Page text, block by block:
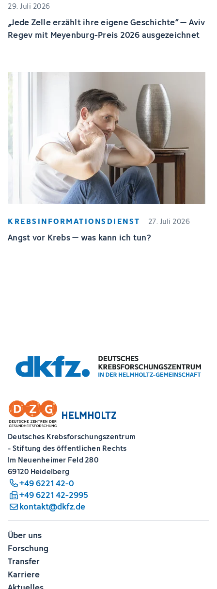
29. Juli 2026
„Jede Zelle erzählt ihre eigene Geschichte“ – Aviv
Regev mit Meyenburg-Preis 2026 ausgezeichnet
KREBSINFORMATIONSDIENST 27. Juli 2026
Angst vor Krebs – was kann ich tun?
Deutsches Krebsforschungszentrum
- Stiftung des öffentlichen Rechts
Im Neuenheimer Feld 280
69120 Heidelberg
+49 6221 42-0
+49 6221 42-2995
kontakt@dkfz.de
Über uns
Forschung
Transfer
Karriere